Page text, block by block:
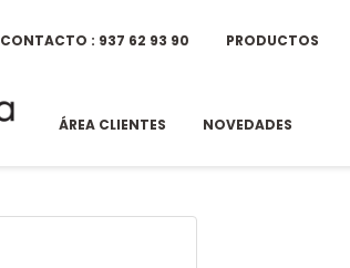
CONTACTO : 937 62 93 90 PRODUCTOS
ÁREA CLIENTES NOVEDADES